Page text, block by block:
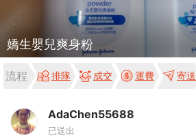
嬌生嬰兒爽身粉
流程 排隊 成交 運費 寄送
AdaChen55688
已送出